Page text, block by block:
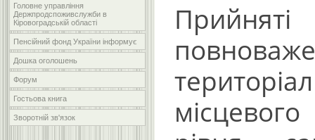
Головне управління
Держпродспоживслужби в
Кіровоградській області
Пенсійний фонд України інформує
Дошка оголошень
Форум
Гостьова книга
Зворотній зв'язок